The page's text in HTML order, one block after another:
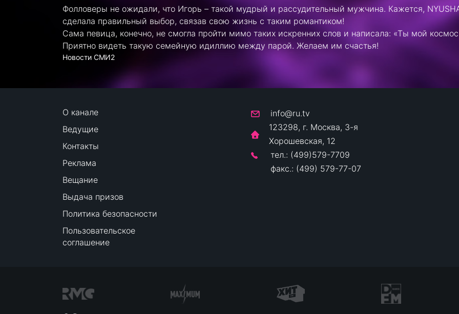
Фолловеры не ожидали, что Игорь – такой мудрый и рассудительный мужчина. Кажется,
сделала правильный выбор, связав свою жизнь с таким романтиком!
Сама певица, конечно, не смогла пройти мимо таких искренних слов и написала: «Ты мой
Приятно видеть такую семейную идиллию между парой. Желаем им счастья!
Новости СМИ2
О канале
Ведущие
Контакты
Реклама
Вещание
Выдача призов
Политика безопасности
Пользовательское
соглашение
info@ru.tv
123298, г. Москва, 3-я
Хорошевская, 12
тел.: (499)579-7709
факс.: (499) 579-77-07